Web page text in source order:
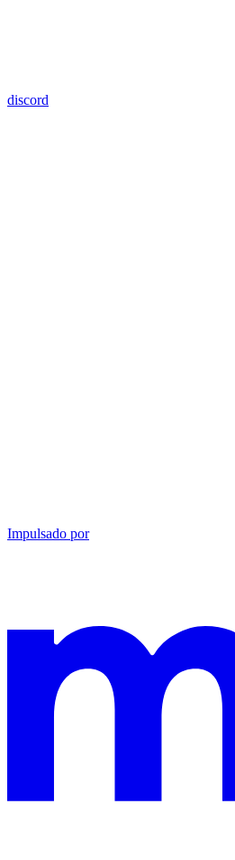
discord
Impulsado por